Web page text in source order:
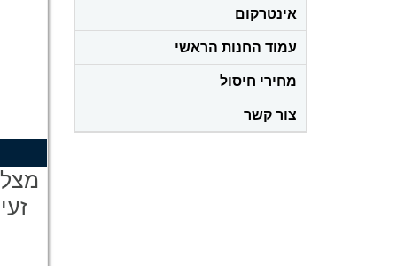
אינטרקום
עמוד החנות הראשי
מחירי חיסול
צור קשר